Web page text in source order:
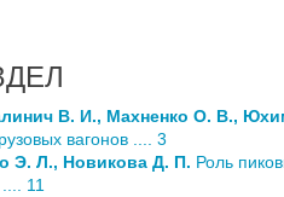
B. И., Махненко О. В.,
вагонов .... 3
Э. Л., Новикова Д. П. Роль
11